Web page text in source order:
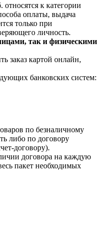
к категории
оплаты, выдача
только при
личность.
так и физическими
заказ картой онлайн,
банковских систем:
по безналичному
либо по договору
договору).
договора на каждую
пакет необходимых